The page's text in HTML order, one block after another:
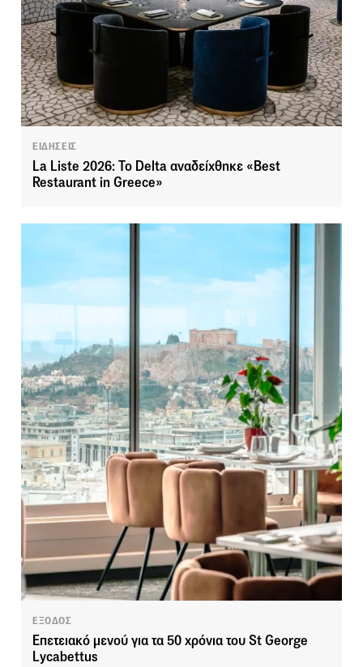
ΕΙΔΗΣΕΙΣ
La Liste 2026: Το Delta αναδείχθηκε «Best
Restaurant in Greece»
ΕΞΟΔΟΣ
Επετειακό μενού για τα 50 χρόνια του St George
Lycabettus